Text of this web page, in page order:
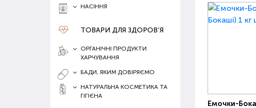
НАСІННЯ
ТОВАРИ ДЛЯ ЗДОРОВ‘Я
ОРГАНІЧНІ ПРОДУКТИ
ХАРЧУВАННЯ
БАДИ, ЯКИМ ДОВІРЯЄМО
НАТУРАЛЬНА КОСМЕТИКА ТА
ГІГІЄНА
Емочки-